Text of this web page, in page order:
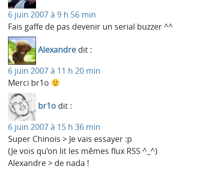
6 juin 2007 à 9 h 56 min
Fais gaffe de pas devenir un serial buzzer ^^
Alexandre dit :
6 juin 2007 à 11 h 20 min
Merci br1o
br1o dit :
6 juin 2007 à 15 h 36 min
Super Chinois > Je vais essayer :p
(Je vois qu’on lit les mêmes flux RSS ^_^)
Alexandre > de nada !